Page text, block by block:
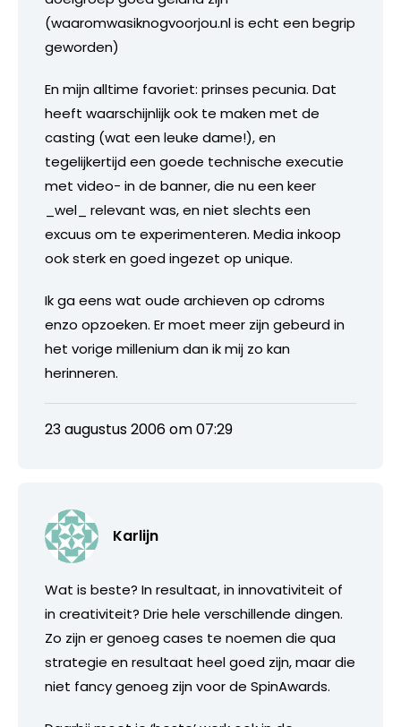
(waaromwasiknogvoorjou.nl is echt een begrip
geworden)
En mijn alltime favoriet: prinses pecunia. Dat
heeft waarschijnlijk ook te maken met de
casting (wat een leuke dame!), en
tegelijkertijd een goede technische executie
met video- in de banner, die nu een keer
_wel_ relevant was, en niet slechts een
excuus om te experimenteren. Media inkoop
ook sterk en goed ingezet op unique.
Ik ga eens wat oude archieven op cdroms
enzo opzoeken. Er moet meer zijn gebeurd in
het vorige millenium dan ik mij zo kan
herinneren.
23 augustus 2006 om 07:29
Karlijn
Wat is beste? In resultaat, in innovativiteit of
in creativiteit? Drie hele verschillende dingen.
Zo zijn er genoeg cases te noemen die qua
strategie en resultaat heel goed zijn, maar die
niet fancy genoeg zijn voor de SpinAwards.